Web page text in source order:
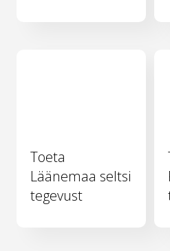
Toeta
Läänemaa seltsi
tegevust